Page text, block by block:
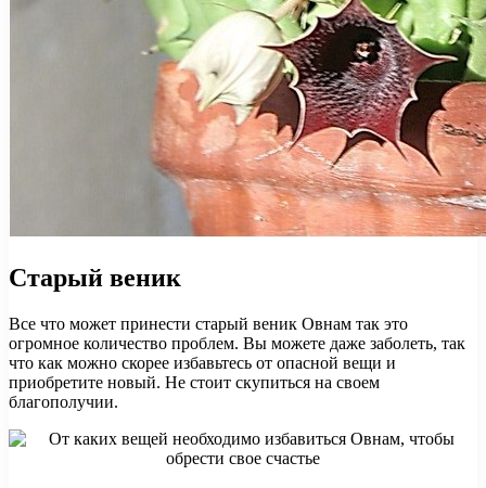
Старый веник
Все что может принести старый веник Овнам так это
огромное количество проблем. Вы можете даже заболеть, так
что как можно скорее избавьтесь от опасной вещи и
приобретите новый. Не стоит скупиться на своем
благополучии.